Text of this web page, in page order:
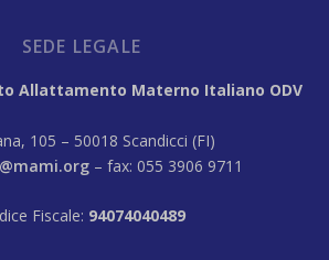
SEDE LEGALE
Allattamento Materno Italiano ODV
105 – 50018 Scandicci (FI)
– fax: 055 3906 9711
Fiscale: 94074040489